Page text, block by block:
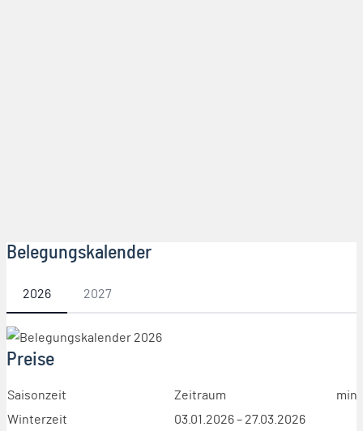
Belegungskalender
2026 2027
Preise
Saisonzeit Zeitraum
min.
Winterzeit
03.01.2026 – 27.03.2026